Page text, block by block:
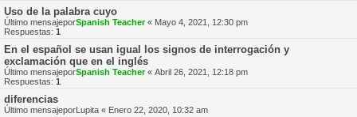
Uso de la palabra cuyo
Último mensajeporSpanish Teacher« Mayo 4, 2021, 12:30 pm
Respuestas: 1
En el español se usan igual los signos de interrogación y
exclamación que en el inglés
Último mensajeporSpanish Teacher« Abril 26, 2021, 12:18 pm
Respuestas: 1
diferencias
Último mensajeporLupita « Enero 22, 2020, 10:32 am